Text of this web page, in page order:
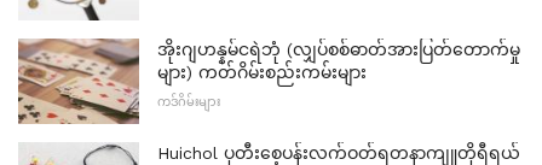
အိုးဂျဟန္နမ်ငရဲဘုံ (လျှပ်စစ်ဓာတ်အားပြတ်တောက်မှု
များ) ကတ်ဂိမ်းစည်းကမ်းများ
ကဒ်ဂိမ်းများ
Huichol ပုတီးစေ့ပန်းလက်ဝတ်ရတနာကျူတိုရီရယ်